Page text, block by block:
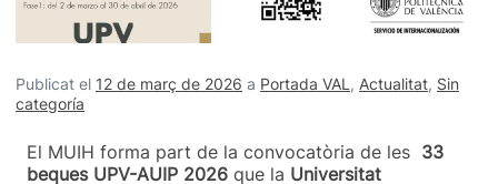
Publicat el 12 de març de 2026 a Portada VAL , Actualitat, Sin
categoría
El MUIH forma part de la convocatòria de les 33
beques UPV-AUIP 2026 que la Universitat